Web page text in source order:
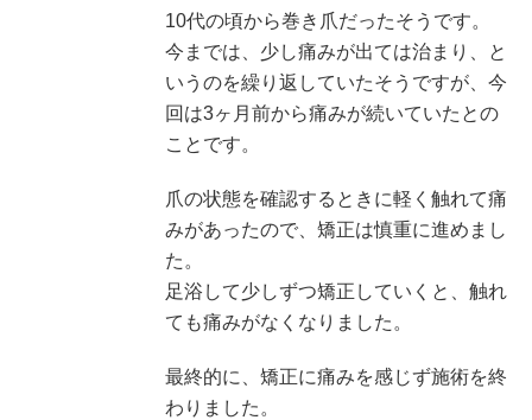
10代の頃から巻き爪だったそうです。
今までは、少し痛みが出ては治まり、と
いうのを繰り返していたそうですが、今
回は3ヶ月前から痛みが続いていたとの
ことです。
爪の状態を確認するときに軽く触れて痛
みがあったので、矯正は慎重に進めまし
た。
足浴して少しずつ矯正していくと、触れ
ても痛みがなくなりました。
最終的に、矯正に痛みを感じず施術を終
わりました。